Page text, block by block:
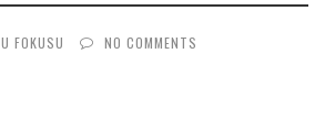
U FOKUSU NO COMMENTS